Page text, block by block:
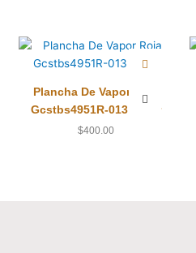
Plancha De Vapor Roja
Gcstbs4951R-013 Oster
$400.00